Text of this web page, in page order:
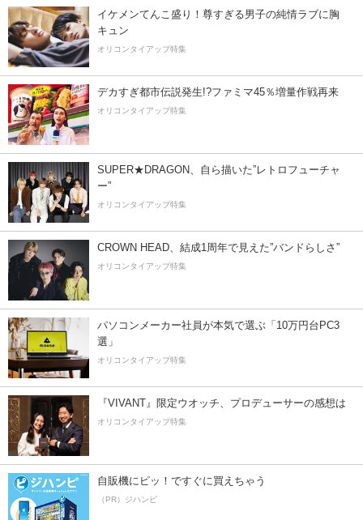
イケメンてんこ盛り！尊すぎる男子の純情ラブに胸
キュン
オリコンタイアップ特集
デカすぎ都市伝説発生!?ファミマ45％増量作戦再来
オリコンタイアップ特集
SUPER★DRAGON、自ら描いた”レトロフューチャ
ー”
オリコンタイアップ特集
CROWN HEAD、結成1周年で見えた”バンドらしさ”
オリコンタイアップ特集
パソコンメーカー社員が本気で選ぶ「10万円台PC3
選」
オリコンタイアップ特集
『VIVANT』限定ウオッチ、プロデューサーの感想は
オリコンタイアップ特集
自販機にピッ！ですぐに買えちゃう
（PR）ジハンピ